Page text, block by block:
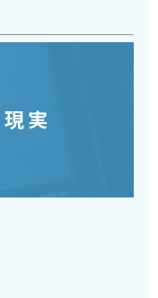
実